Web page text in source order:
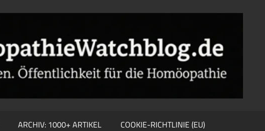
ARCHIV: 1000+ ARTIKEL
COOKIE-RICHTLINIE (EU)